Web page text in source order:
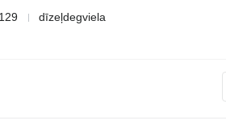
dīzeļdegviela